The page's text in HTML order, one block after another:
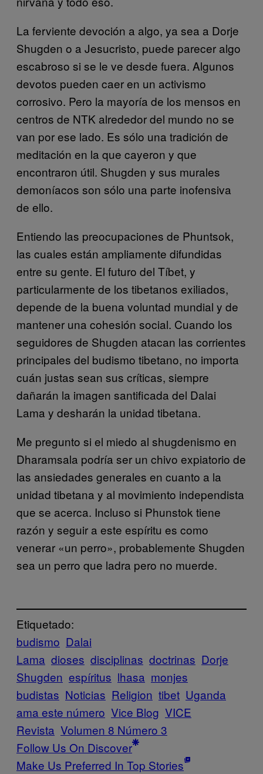
La ferviente devoción a algo, ya sea a Dorje
Shugden o a Jesucristo, puede parecer algo
escabroso si se le ve desde fuera. Algunos
devotos pueden caer en un activismo
corrosivo. Pero la mayoría de los mensos en
centros de NTK alrededor del mundo no se
van por ese lado. Es sólo una tradición de
meditación en la que cayeron y que
encontraron útil. Shugden y sus murales
demoníacos son sólo una parte inofensiva
de ello.
Entiendo las preocupaciones de Phuntsok,
las cuales están ampliamente difundidas
entre su gente. El futuro del Tíbet, y
particularmente de los tibetanos exiliados,
depende de la buena voluntad mundial y de
mantener una cohesión social. Cuando los
seguidores de Shugden atacan las corrientes
principales del budismo tibetano, no importa
cuán justas sean sus críticas, siempre
dañarán la imagen santificada del Dalai
Lama y desharán la unidad tibetana.
Me pregunto si el miedo al shugdenismo en
Dharamsala podría ser un chivo expiatorio de
las ansiedades generales en cuanto a la
unidad tibetana y al movimiento independista
que se acerca. Incluso si Phunstok tiene
razón y seguir a este espíritu es como
venerar «un perro», probablemente Shugden
sea un perro que ladra pero no muerde.
Etiquetado:
budismo Dalai
Lama dioses disciplinas doctrinas Dorje
Shugden espíritus lhasa monjes
budistas Noticias Religion tibet Uganda
ama este número Vice Blog VICE
Revista Volumen 8 Número 3
Follow Us On Discover
Make Us Preferred In Top Stories